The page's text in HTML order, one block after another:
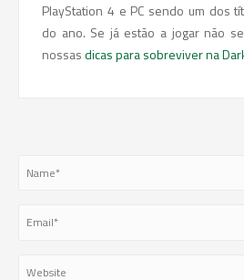
PlayStation 4 e PC sendo um dos
do ano. Se já estão a jogar não
nossasdicas para sobreviver na